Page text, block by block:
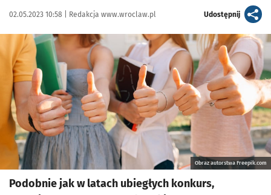
Data publikacji:
02.05.2023 10:58 | Autor:
Redakcja www.wroclaw.pl Udostępnijartykuł
Kliknij, aby powiększyć
Obraz autorstwa Freepik.com
Podobnie jak w latach ubiegłych konkurs,